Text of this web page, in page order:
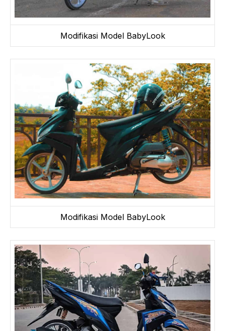
Modifikasi Model BabyLook
Modifikasi Model BabyLook